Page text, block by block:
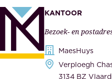
k
e
h
e
n
n
KANTOOR
Bezoek- en
MaesHuys
Verploegh
3134 BZ